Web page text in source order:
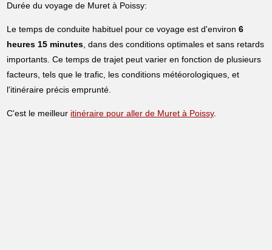
Durée du voyage de Muret à Poissy:
Le temps de conduite habituel pour ce voyage est d'environ6
heures 15 minutes, dans des conditions optimales et sans retards
importants. Ce temps de trajet peut varier en fonction de plusieurs
facteurs, tels que le trafic, les conditions météorologiques, et
l'itinéraire précis emprunté.
C'est le meilleur itinéraire pour aller de Muret à Poissy.